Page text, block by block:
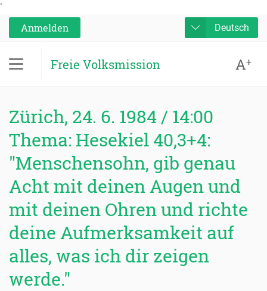
'
Anmelden
Deutsch
Freie Volksmission A+
Zürich, 24. 6. 1984 / 14:00
Thema: Hesekiel 40,3+4:
"Menschensohn, gib genau
Acht mit deinen Augen und
mit deinen Ohren und richte
deine Aufmerksamkeit auf
alles, was ich dir zeigen
werde."